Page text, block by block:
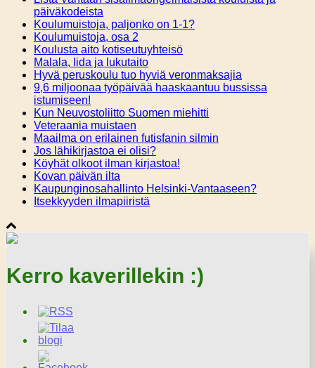
päiväkodeista
Koulumuistoja, paljonko on 1-1?
Koulumuistoja, osa 2
Koulusta aito kotiseutuyhteisö
Malala, Iida ja lukutaito
Hyvä peruskoulu tuo hyviä veronmaksajia
9,6 miljoonaa työpäivää haaskaantuu bussissa
istumiseen!
Kun Neuvostoliitto Suomen miehitti
Veteraania muistaen
Maailma on erilainen futisfanin silmin
Jos lähikirjastoa ei olisi?
Köyhät olkoot ilman kirjastoa!
Kovan päivän ilta
Kaupunginosahallinto Helsinki-Vantaaseen?
Itsekkyyden ilmapiiristä
Kerro kaverillekin :)